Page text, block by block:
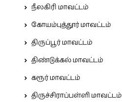
நீலகிரி மாவட்டம்
கோயம்புத்தூர் மாவட்டம்
திருப்பூர் மாவட்டம்
திண்டுக்கல் மாவட்டம்
கரூர் மாவட்டம்
திருச்சிராப்பள்ளி மாவட்டம்